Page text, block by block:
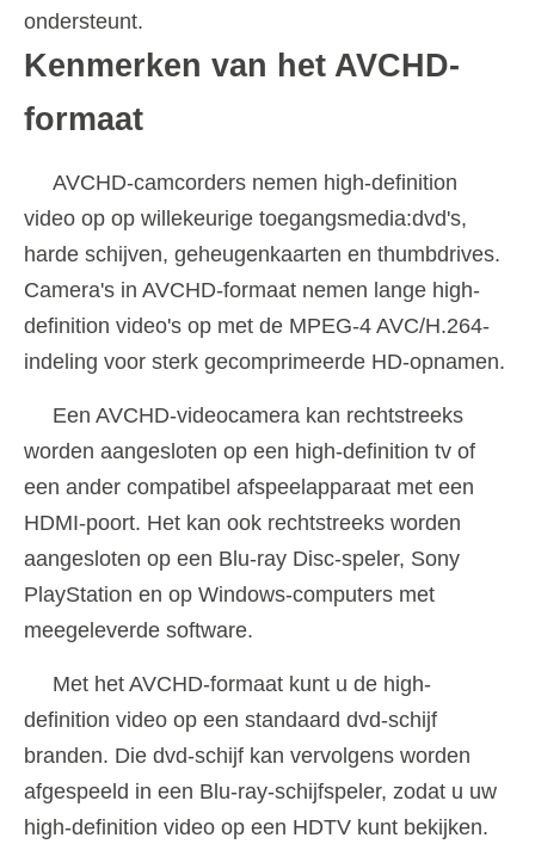
ondersteunt.
Kenmerken van het AVCHD-
formaat
AVCHD-camcorders nemen high-definition
video op op willekeurige toegangsmedia:dvd's,
harde schijven, geheugenkaarten en thumbdrives.
Camera's in AVCHD-formaat nemen lange high-
definition video's op met de MPEG-4 AVC/H.264-
indeling voor sterk gecomprimeerde HD-opnamen.
Een AVCHD-videocamera kan rechtstreeks
worden aangesloten op een high-definition tv of
een ander compatibel afspeelapparaat met een
HDMI-poort. Het kan ook rechtstreeks worden
aangesloten op een Blu-ray Disc-speler, Sony
PlayStation en op Windows-computers met
meegeleverde software.
Met het AVCHD-formaat kunt u de high-
definition video op een standaard dvd-schijf
branden. Die dvd-schijf kan vervolgens worden
afgespeeld in een Blu-ray-schijfspeler, zodat u uw
high-definition video op een HDTV kunt bekijken.